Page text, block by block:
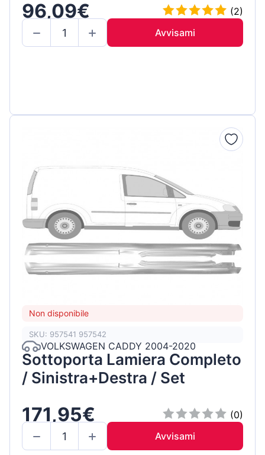
96,09€
(2)
Avvisami
Non disponibile
SKU: 957541 957542
VOLKSWAGEN CADDY 2004-2020
Sottoporta Lamiera Completo
/ Sinistra+Destra / Set
171,95€
(0)
Avvisami